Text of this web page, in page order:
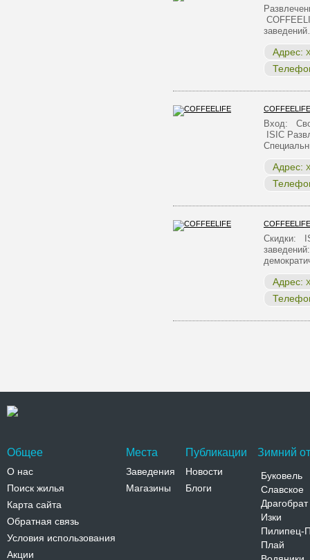
Адрес:
COFFEELIFE
Вход:
ISIC
Адрес:
COFFEELIFE
Скидки:
Адрес:
Общее
О нас
Поиск жилья
Карта сайта
Обратная связь
Условия использования
Акции
Места
Заведения
Магазины
Публикации
Новости
Блоги
Зимний
Буковель
Славское
Драгобрат
Изки
Пилипец-
Плай